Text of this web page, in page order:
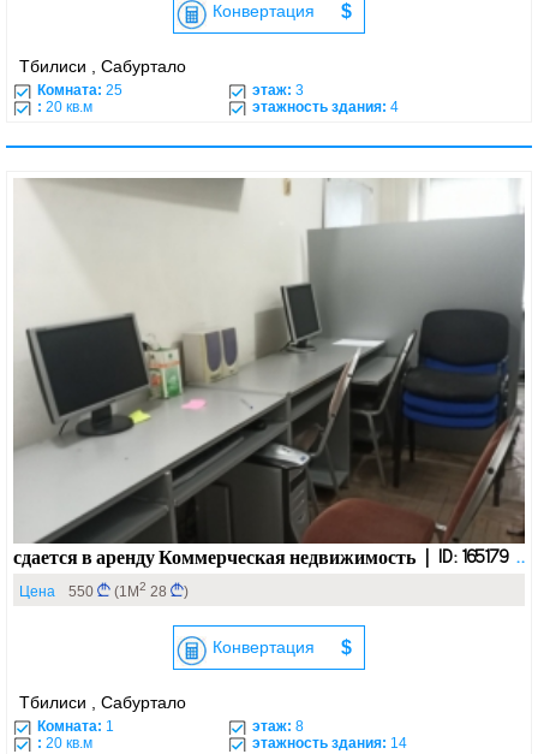
Конвертация $
Тбилиси , Сабуртало
Комната: 25 этаж: 3
: 20 кв.м этажность здания: 4
сдается в аренду Коммерческая недвижимость | ID: 165179 ..
Цена 550 (1М2 28 )
Конвертация $
Тбилиси , Сабуртало
Комната: 1 этаж: 8
: 20 кв.м этажность здания: 14